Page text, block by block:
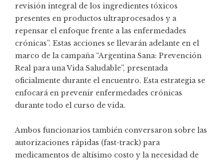
revisión integral de los ingredientes tóxicos
presentes en productos ultraprocesados y a
repensar el enfoque frente a las enfermedades
crónicas”. Estas acciones se llevarán adelante en el
marco de la campaña “Argentina Sana: Prevención
Real para una Vida Saludable”, presentada
oficialmente durante el encuentro. Esta estrategia se
enfocará en prevenir enfermedades crónicas
durante todo el curso de vida.
Ambos funcionarios también conversaron sobre las
autorizaciones rápidas (fast-track) para
medicamentos de altísimo costo y la necesidad de